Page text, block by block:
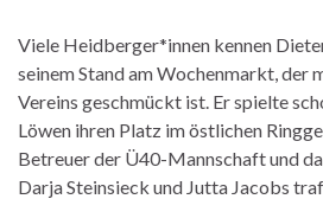
Viele Heidberger*innen kennen
seinem Stand am Wochenmarkt, der
Vereins geschmückt ist. Er spielte
Löwen ihren Platz im östlichen
Betreuer der Ü40-Mannschaft und
Darja Steinsieck und Jutta Jacobs